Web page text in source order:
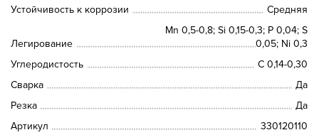
Устойчивость к коррозии
Средняя
Легирование
Mn 0,5-0,8; Si 0,15-0,3; P 0,04; S
0,05; Ni 0,3
Углеродистость
C 0,14-0,30
Сварка
Да
Резка
Да
Артикул
330120110